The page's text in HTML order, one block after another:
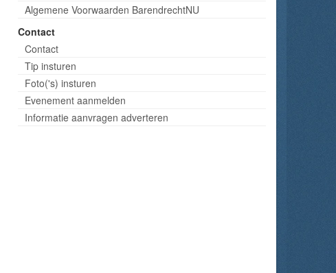
Algemene Voorwaarden BarendrechtNU
Contact
Contact
Tip insturen
Foto('s) insturen
Evenement aanmelden
Informatie aanvragen adverteren